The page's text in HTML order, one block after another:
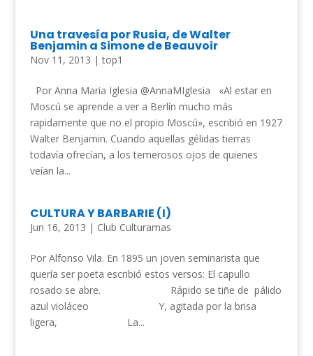
Una travesía por Rusia, de Walter
Benjamin a Simone de Beauvoir
Nov 11, 2013 |top1
Por Anna Maria Iglesia @AnnaMIglesia «Al estar en
Moscú se aprende a ver a Berlín mucho más
rapidamente que no el propio Moscú», escribió en 1927
Walter Benjamin. Cuando aquellas gélidas tierras
todavía ofrecían, a los temerosos ojos de quienes
veían la...
CULTURA Y BARBARIE (I)
Jun 16, 2013 | Club Culturamas
Por Alfonso Vila. En 1895 un joven seminarista que
quería ser poeta escribió estos versos: El capullo
rosado se abre. Rápido se tiñe de pálido
azul violáceo Y, agitada por la brisa
ligera, La...